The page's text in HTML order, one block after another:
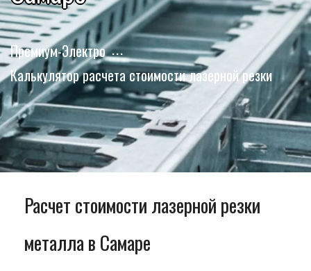
Премиум-Электро
Калькулятор расчета стоимости лазерной резки
Расчет стоимости лазерной резки
металла в Самаре